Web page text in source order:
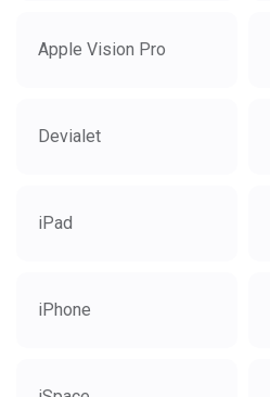
Apple Vision Pro
Devialet
iPad
iPhone